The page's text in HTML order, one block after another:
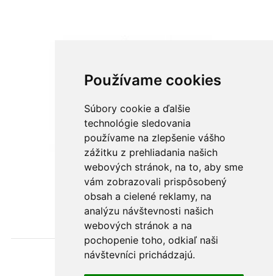
Používame cookies
Súbory cookie a ďalšie
technológie sledovania
používame na zlepšenie vášho
zážitku z prehliadania našich
webových stránok, na to, aby sme
vám zobrazovali prispôsobený
obsah a cielené reklamy, na
analýzu návštevnosti našich
webových stránok a na
pochopenie toho, odkiaľ naši
návštevníci prichádzajú.
Plienky a plienkové osušky